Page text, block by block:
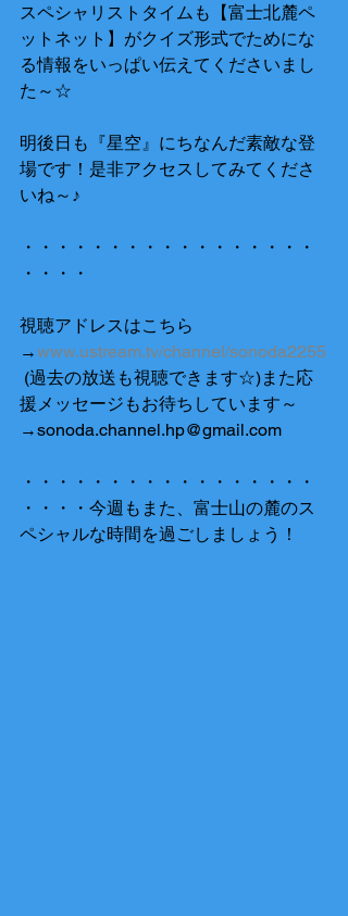
スペシャリストタイムも【富士北麓ペ
ットネット】がクイズ形式でためにな
る情報をいっぱい伝えてくださいまし
た～☆
明後日も『星空』にちなんだ素敵な登
場です！是非アクセスしてみてくださ
いね～♪
・・・・・・・・・・・・・・・・・
・・・・
視聴アドレスはこちら
→www.ustream.tv/channel/sonoda2255
(過去の放送も視聴できます☆)また応
援メッセージもお待ちしています～
→sonoda.channel.hp@gmail.com
・・・・・・・・・・・・・・・・・
・・・・今週もまた、富士山の麓のス
ペシャルな時間を過ごしましょう！